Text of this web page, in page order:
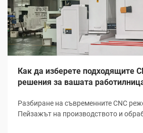
Как да изберете подходящите
решения за вашата
Разбиране на съвременните CNC
Пейзажът на производството и